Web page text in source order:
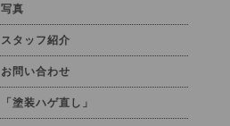
写真
スタッフ紹介
お問い合わせ
「塗装ハゲ直し」